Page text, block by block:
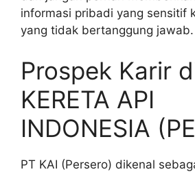
informasi pribadi yang sensitif
yang tidak bertanggung jawab.
Prospek Karir
KERETA API
INDONESIA
PT KAI (Persero) dikenal